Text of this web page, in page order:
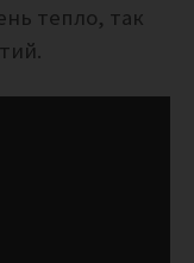
тепло, так